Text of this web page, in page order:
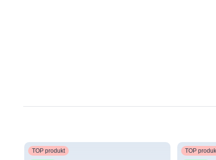
TOP produkt
TOP